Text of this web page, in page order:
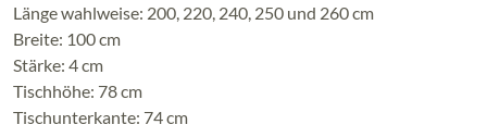
Länge wahlweise: 200, 220, 240, 250 und 260 cm
Breite: 100 cm
Stärke: 4 cm
Tischhöhe: 78 cm
Tischunterkante: 74 cm